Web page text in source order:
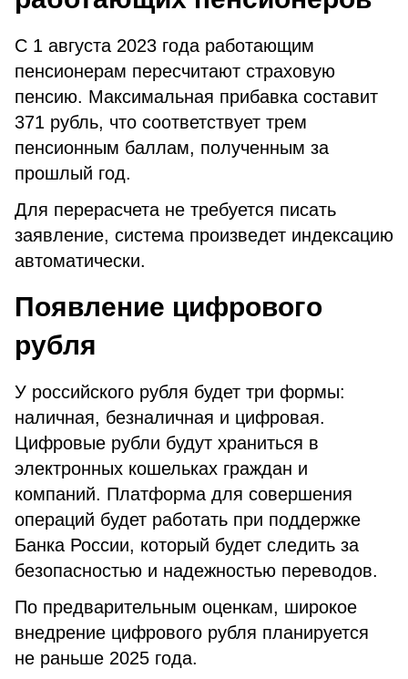
С 1 августа 2023 года работающим
пенсионерам пересчитают страховую
пенсию. Максимальная прибавка составит
371 рубль, что соответствует трем
пенсионным баллам, полученным за
прошлый год.
Для перерасчета не требуется писать
заявление, система произведет индексацию
автоматически.
Появление цифрового
рубля
У российского рубля будет три формы:
наличная, безналичная и цифровая.
Цифровые рубли будут храниться в
электронных кошельках граждан и
компаний. Платформа для совершения
операций будет работать при поддержке
Банка России, который будет следить за
безопасностью и надежностью переводов.
По предварительным оценкам, широкое
внедрение цифрового рубля планируется
не раньше 2025 года.